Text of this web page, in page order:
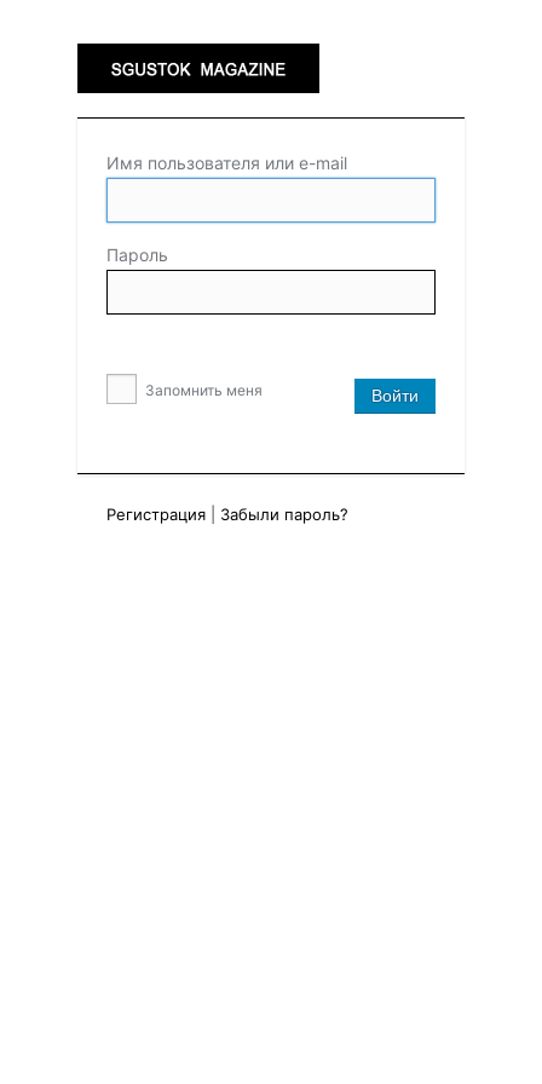
Имя пользователя или e-mail
Пароль
Запомнить меня
Регистрация Забыли пароль?